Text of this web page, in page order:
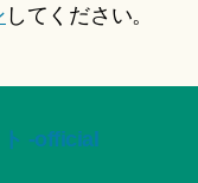
してください。
-official